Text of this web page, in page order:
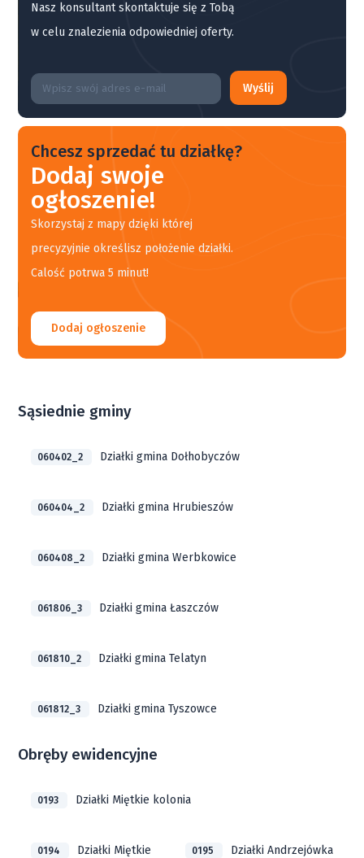
Nasz konsultant skontaktuje się z Tobą
w celu znalezienia odpowiedniej oferty.
Wyślij
Chcesz sprzedać tu działkę?
Dodaj swoje
ogłoszenie!
Skorzystaj z mapy dzięki której
precyzyjnie określisz położenie działki.
Calość potrwa 5 minut!
Dodaj ogłoszenie
Sąsiednie gminy
060402_2 Działki gmina Dołhobyczów
060404_2 Działki gmina Hrubieszów
060408_2 Działki gmina Werbkowice
061806_3 Działki gmina Łaszczów
061810_2 Działki gmina Telatyn
061812_3 Działki gmina Tyszowce
Obręby ewidencyjne
0193 Działki Miętkie kolonia
0194 Działki Miętkie 0195 Działki Andrzejówka